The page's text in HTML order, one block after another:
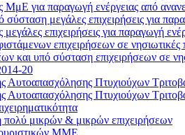
ΜμΕ για παραγωγή ενέργειας από
σύσταση μεγάλες επιχειρήσεις για
μεγάλες επιχειρήσεις για παραγωγή
επιχειρήσεων σε νησιωτικές
και υπό σύσταση επιχειρήσεων σε
20
Αυτοαπασχόλησης Πτυχιούχων
Αυτοαπασχόλησης Πτυχιούχων
πολύ μικρών & μικρών επιχειρήσεων
ΜΜΕ